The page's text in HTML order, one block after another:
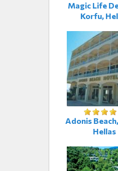
Magic Life
Korfu,
Adonis
Hellas